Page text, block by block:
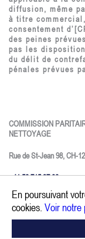
diffusion, même
à titre
consentement
des peines
pas les
du délit de
pénales prévues
COMMISSION
NETTOYAGE
Rue de St-Jean 98, CH-
+41 58 715 37 00
info@nettoya-ge.ch
En poursuivant
cookies. Voir notre